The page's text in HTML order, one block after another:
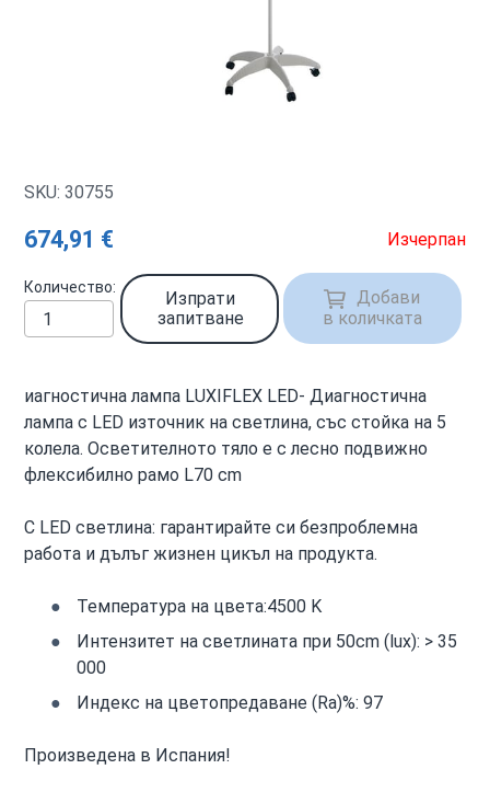
SKU: 30755
674,91 € Изчерпан
Количество
Изпрати
запитване
Добави
в количката
иагностична лампа LUXIFLEX LED- Диагностичнa
лампa с LED източник на светлина, със стойка на 5
колела. Осветителното тяло е с лесно подвижно
флексибилно рамо L70 cm
С LED светлина: гарантирайте си безпроблемна
работа и дълъг жизнен цикъл на продукта.
Температура на цвета:4500 K
Интензитет на светлината при 50cm (lux): > 35
000
Индекс на цветопредаване (Ra)%: 97
Произведена в Испания!